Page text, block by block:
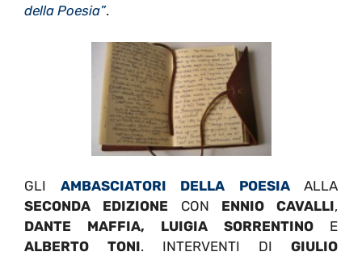
della Poesia”.
GLI AMBASCIATORI DELLA POESIAALLA
SECONDA EDIZIONE CON ENNIO CAVALLI,
DANTE MAFFIA, LUIGIA SORRENTINO E
ALBERTO TONI. INTERVENTI DI GIULIO